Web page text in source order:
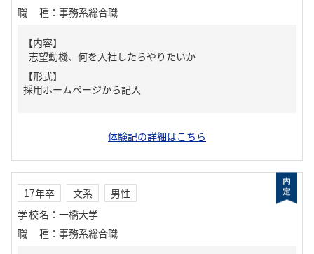
職種 ： 事務系総合職
【内容】
志望動機、何を入社したらやりたいか
【形式】
採用ホームページから記入
体験記の詳細はこちら
17年卒 文系
男性
学校名 ： 一橋大学
職種 ： 事務系総合職